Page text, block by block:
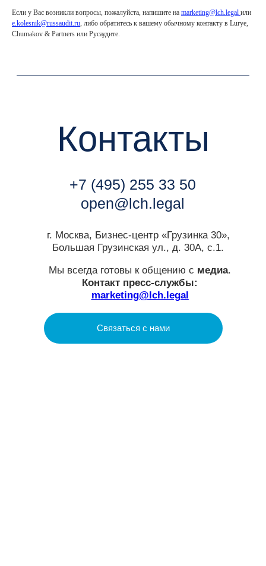
Если у Вас возникли вопросы, пожалуйста, напишите на marketing@lch.legal или
e.kolesnik@russaudit.ru, либо обратитесь к вашему обычному контакту в Lurye,
Chumakov & Partners или Русаудите.
г. Москва, Бизнес-центр «Грузинка 30»,
Большая Грузинская ул., д. 30А, с.1.
Мы всегда готовы к общению с